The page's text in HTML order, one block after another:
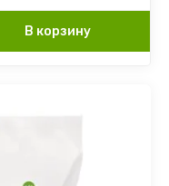
В корзину